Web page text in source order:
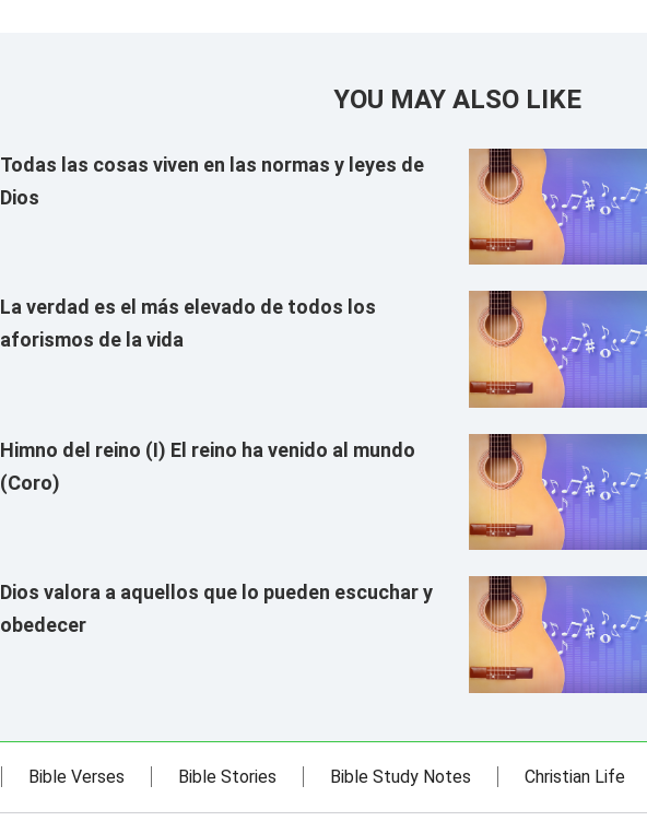
YOU MAY ALSO LIKE
Todas las cosas viven en las normas y leyes de
Dios
La verdad es el más elevado de todos los
aforismos de la vida
Himno del reino (I) El reino ha venido al mundo
(Coro)
Dios valora a aquellos que lo pueden escuchar y
obedecer
Bible Verses Bible Stories Bible Study Notes Christian Life